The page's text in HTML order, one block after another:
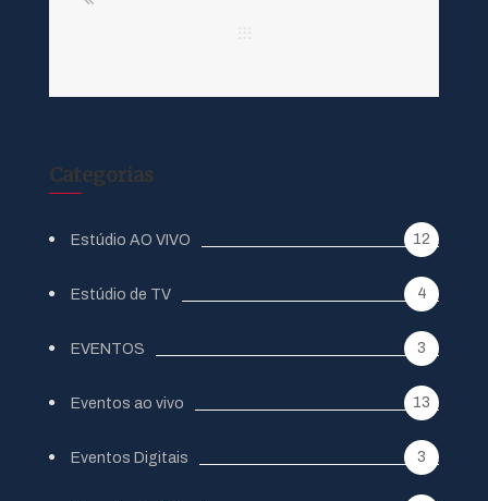
Categorias
Estúdio AO VIVO 12
Estúdio de TV 4
EVENTOS 3
Eventos ao vivo 13
Eventos Digitais 3